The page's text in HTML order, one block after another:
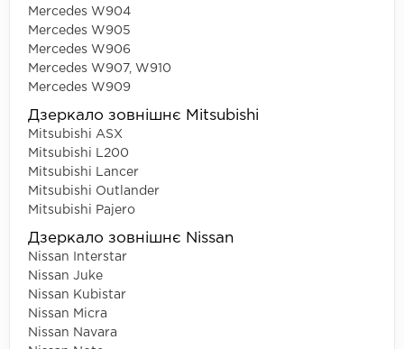
Mercedes W904
Mercedes W905
Mercedes W906
Mercedes W907, W910
Mercedes W909
Дзеркало зовнішнє Mitsubishi
Mitsubishi ASX
Mitsubishi L200
Mitsubishi Lancer
Mitsubishi Outlander
Mitsubishi Pajero
Дзеркало зовнішнє Nissan
Nissan Interstar
Nissan Juke
Nissan Kubistar
Nissan Micra
Nissan Navara